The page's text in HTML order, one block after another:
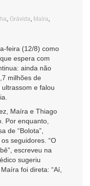
Grávida Maíra
feira (12/8) como
espera com
ainda não
milhões de
e falou
Maíra e Thiago
Por enquanto,
de “Bolota”,
seguidores. “O
escreveu na
sugeriu
foi direta: “Aí,